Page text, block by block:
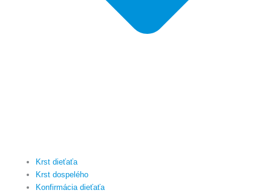
Krst dieťaťa
Krst dospelého
Konfirmácia dieťaťa